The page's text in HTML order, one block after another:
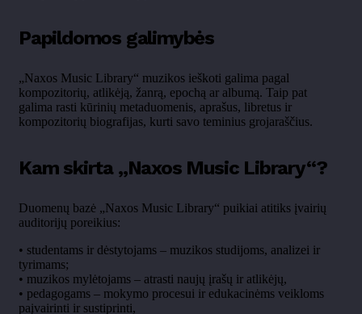
Papildomos galimybės
„Naxos Music Library“ muzikos ieškoti galima pagal
kompozitorių, atlikėją, žanrą, epochą ar albumą. Taip pat
galima rasti kūrinių metaduomenis, aprašus, libretus ir
kompozitorių biografijas, kurti savo teminius grojaraščius.
Kam skirta „Naxos Music Library“?
Duomenų bazė „Naxos Music Library“ puikiai atitiks įvairių
auditorijų poreikius:
• studentams ir dėstytojams – muzikos studijoms, analizei ir
tyrimams;
• muzikos mylėtojams – atrasti naujų įrašų ir atlikėjų,
• pedagogams – mokymo procesui ir edukacinėms veikloms
paįvairinti ir sustiprinti,